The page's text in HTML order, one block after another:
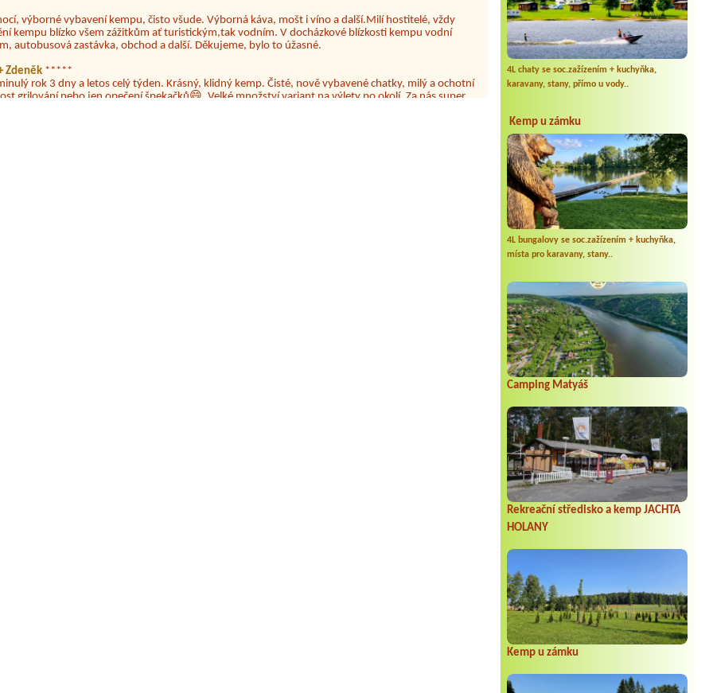
4L chaty se soc.zažízením + kuchyňka,
karavany, stany, přímo u vody..
Kemp u zámku
4L bungalovy se soc.zažízením + kuchyňka,
místa pro karavany, stany..
Camping Matyáš
Rekreační středisko a kemp JACHTA
HOLANY
Kemp u zámku
výborné vybavení kempu, čisto všude. Výborná káva, mošt i víno a další.Milí hostitelé, vždy
kempu blízko všem zážitkům ať turistickým,tak vodním. V docházkové blízkosti kempu vodní
autobusová zastávka, obchod a další. Děkujeme, bylo to úžasné.
rok 3 dny a letos celý týden. Krásný, klidný kemp. Čisté, nově vybavené chatky, milý a ochotní
grilování nebo jen opečení špekačků😄. Velké množství variant na výlety po okolí. Za nás super